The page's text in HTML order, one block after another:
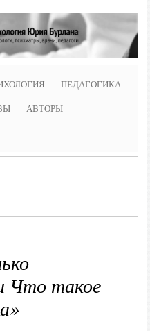
ПЕДАГОГИКА
АВТОРЫ
Что такое